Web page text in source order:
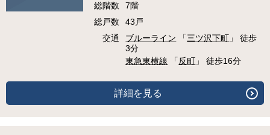
総階数
7階
総戸数
43戸
交通
ブルーライン 「三ツ沢下町 」 徒歩
3分
東急東横線 「 反町 」 徒歩16分
詳細を見る